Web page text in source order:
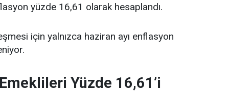
yüzde 16,61 olarak hesaplandı.
için yalnızca haziran ayı enflasyon
Yüzde 16,61’i